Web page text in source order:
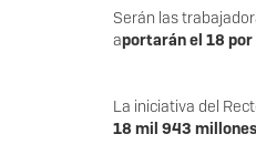
Serán las
aportarán el 18
La iniciativa del
18 mil 943